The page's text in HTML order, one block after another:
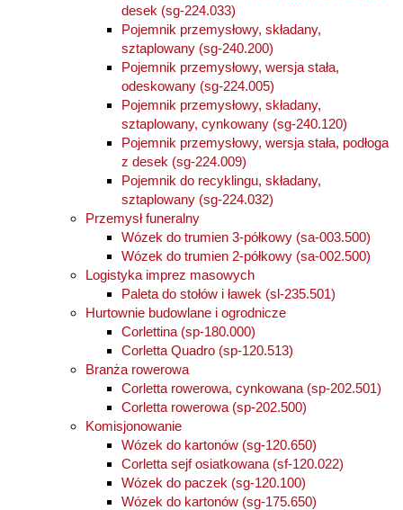
desek (sg-224.033)
Pojemnik przemysłowy, składany,
sztaplowany (sg-240.200)
Pojemnik przemysłowy, wersja stała,
odeskowany (sg-224.005)
Pojemnik przemysłowy, składany,
sztaplowany, cynkowany (sg-240.120)
Pojemnik przemysłowy, wersja stała, podłoga
z desek (sg-224.009)
Pojemnik do recyklingu, składany,
sztaplowany (sg-224.032)
Przemysł funeralny
Wózek do trumien 3-półkowy (sa-003.500)
Wózek do trumien 2-półkowy (sa-002.500)
Logistyka imprez masowych
Paleta do stołów i ławek (sl-235.501)
Hurtownie budowlane i ogrodnicze
Corlettina (sp-180.000)
Corletta Quadro (sp-120.513)
Branża rowerowa
Corletta rowerowa, cynkowana (sp-202.501)
Corletta rowerowa (sp-202.500)
Komisjonowanie
Wózek do kartonów (sg-120.650)
Corletta sejf osiatkowana (sf-120.022)
Wózek do paczek (sg-120.100)
Wózek do kartonów (sg-175.650)